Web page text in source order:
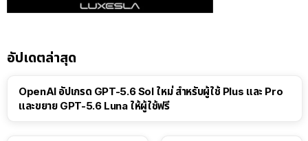
อัปเดตล่าสุด
OpenAI อัปเกรด GPT-5.6 Sol ใหม่ สำหรับผู้ใช้ Plus และ Pro
และขยาย GPT-5.6 Luna ให้ผู้ใช้ฟรี